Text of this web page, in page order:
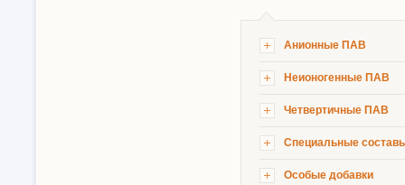
Анионные ПАВ
Неионогенные ПАВ
Четвертичные ПАВ
Специальные
Особые добавки